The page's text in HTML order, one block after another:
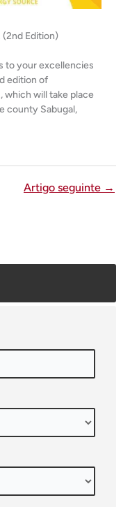
(2nd Edition)
to your excellencies
edition of
which will take place
county Sabugal,
Artigo seguinte →